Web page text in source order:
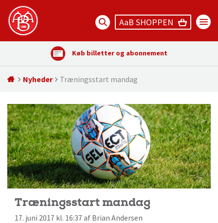
AaB SHOPPEN
Køb billetter og abonnement
Nyheder Træningsstart mandag
Træningsstart mandag
17. juni 2017 kl. 16:37 af Brian Andersen